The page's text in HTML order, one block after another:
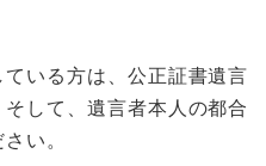
いる方は、公正証書遺言
して、遺言者本人の都合
い。